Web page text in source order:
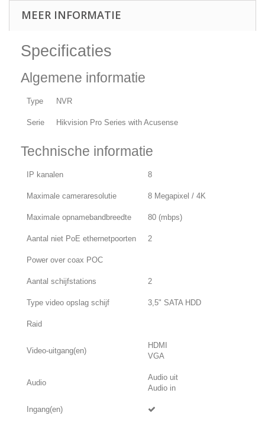
MEER INFORMATIE
Specificaties
Algemene informatie
Type NVR
Serie Hikvision Pro Series with Acusense
Technische informatie
IP kanalen 8
Maximale cameraresolutie 8 Megapixel / 4K
Maximale opnamebandbreedte 80 (mbps)
Aantal niet PoE ethernetpoorten 2
Power over coax POC
Aantal schijfstations 2
Type video opslag schijf 3,5" SATA HDD
Raid
Video-uitgang(en)
HDMI
VGA
Audio
Audio uit
Audio in
Ingang(en)